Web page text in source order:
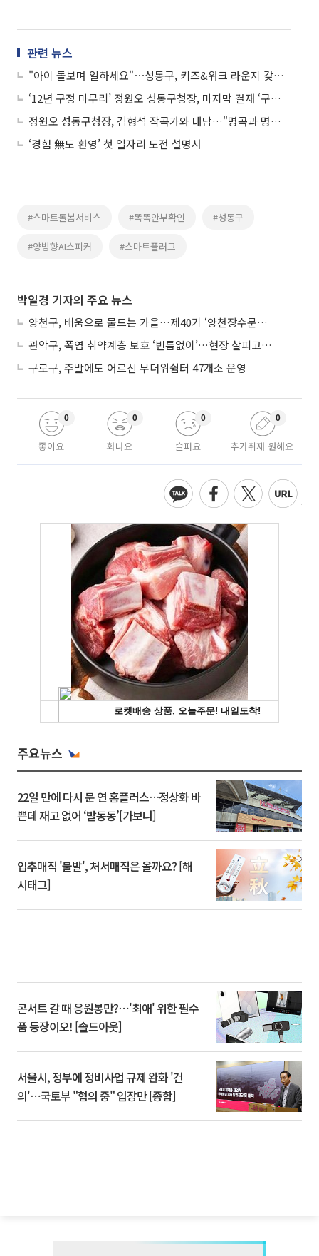
관련 뉴스
"아이 돌보며 일하세요"⋯성동구, 키즈&워크 라운지 갖춘 공유 오피스 개관 ]
‘12년 구정 마무리’ 정원오 성동구청장, 마지막 결재 ‘구민 안전’
정원오 성동구청장, 김형석 작곡가와 대담…"명곡과 명품 행정 공통점은 '소통'"
‘경험 無도 환영’ 첫 일자리 도전 설명서
#스마트돌봄서비스 #똑똑안부확인 #성동구
#양방향AI스피커 #스마트플러그
박일경 기자의 주요 뉴스
양천구, 배움으로 물드는 가을…제40기 ‘양천장수문화대학’ 수강생 모집
관악구, 폭염 취약계층 보호 ‘빈틈없이’…현장 살피고 지원 넓힌다
구로구, 주말에도 어르신 무더위쉼터 47개소 운영
좋아요
0
화나요
0
슬퍼요
0
추가취재 원해요
0
주요뉴스
22일 만에 다시 문 연 홈플러스…정상화 바
쁜데 재고 없어 ‘발동동’[가보니]
입추매직 '불발', 처서매직은 올까요? [해
시태그]
콘서트 갈 때 응원봉만?⋯'최애' 위한 필수
품 등장이오! [솔드아웃]
서울시, 정부에 정비사업 규제 완화 '건
의'⋯국토부 "협의 중" 입장만 [종합]